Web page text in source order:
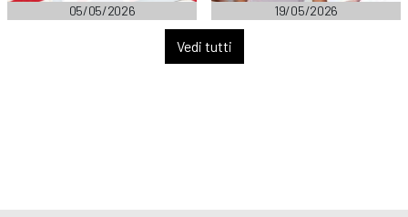
05/05/2026 19/05/2026
Vedi tutti